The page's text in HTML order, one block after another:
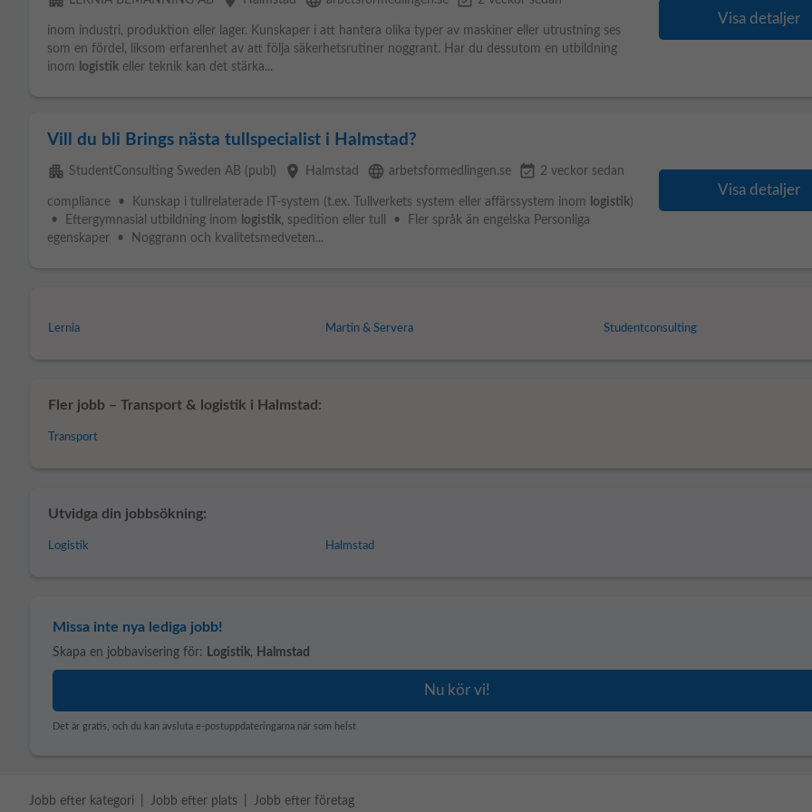
inom industri, produktion eller lager. Kunskaper i att hantera olika typer av maskiner eller utrustning ses
som en fördel, liksom erfarenhet av att följa säkerhetsrutiner noggrant. Har du dessutom en utbildning
inom
logistik eller teknik kan det stärka...
Visa detaljer
Vill du bli Brings nästa tullspecialist i Halmstad?
apartment StudentConsulting Sweden AB (publ) place Halmstad language arbetsformedlingen.se event_available 2 veckor sedan
compliance • Kunskap i tullrelaterade IT-system (t.ex. Tullverkets system eller affärssystem inom logistik)
• Eftergymnasial utbildning inom
logistik, spedition eller tull • Fler språk än engelska Personliga
egenskaper • Noggrann och kvalitetsmedveten...
Visa detaljer
Lernia Martin & Servera Studentconsulting
Fler jobb – Transport & logistik i Halmstad:
Transport
Utvidga din jobbsökning:
Logistik Halmstad
Missa inte nya lediga jobb!
Skapa en jobbavisering för: Logistik, Halmstad
Det är gratis, och du kan avsluta e-postuppdateringarna när som helst
Jobb efter kategori Jobb efter plats Jobb efter företag